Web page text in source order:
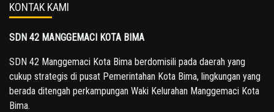
KONTAK KAMI
SDN 42 MANGGEMACI KOTA BIMA
SDN 42 Manggemaci Kota Bima berdomisili pada daerah yang
cukup strategis di pusat Pemerintahan Kota Bima, lingkungan yang
berada ditengah perkampungan Waki Kelurahan Manggemaci Kota
Bima.